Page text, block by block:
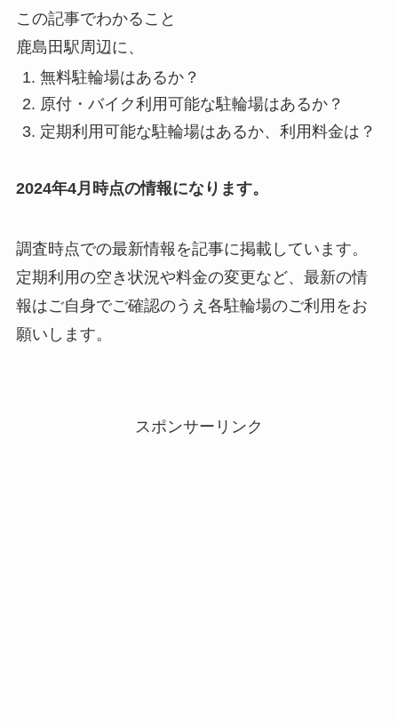
この記事でわかること
鹿島田駅周辺に、
無料駐輪場はあるか？
原付・バイク利用可能な駐輪場はあるか？
定期利用可能な駐輪場はあるか、利用料金は？
2024年4月時点の情報になります。
調査時点での最新情報を記事に掲載しています。
定期利用の空き状況や料金の変更など、最新の情
報はご自身でご確認のうえ各駐輪場のご利用をお
願いします。
スポンサーリンク